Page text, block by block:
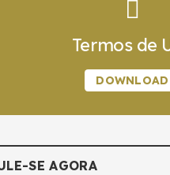
Termos de
DOWNLOAD
SE AGORA